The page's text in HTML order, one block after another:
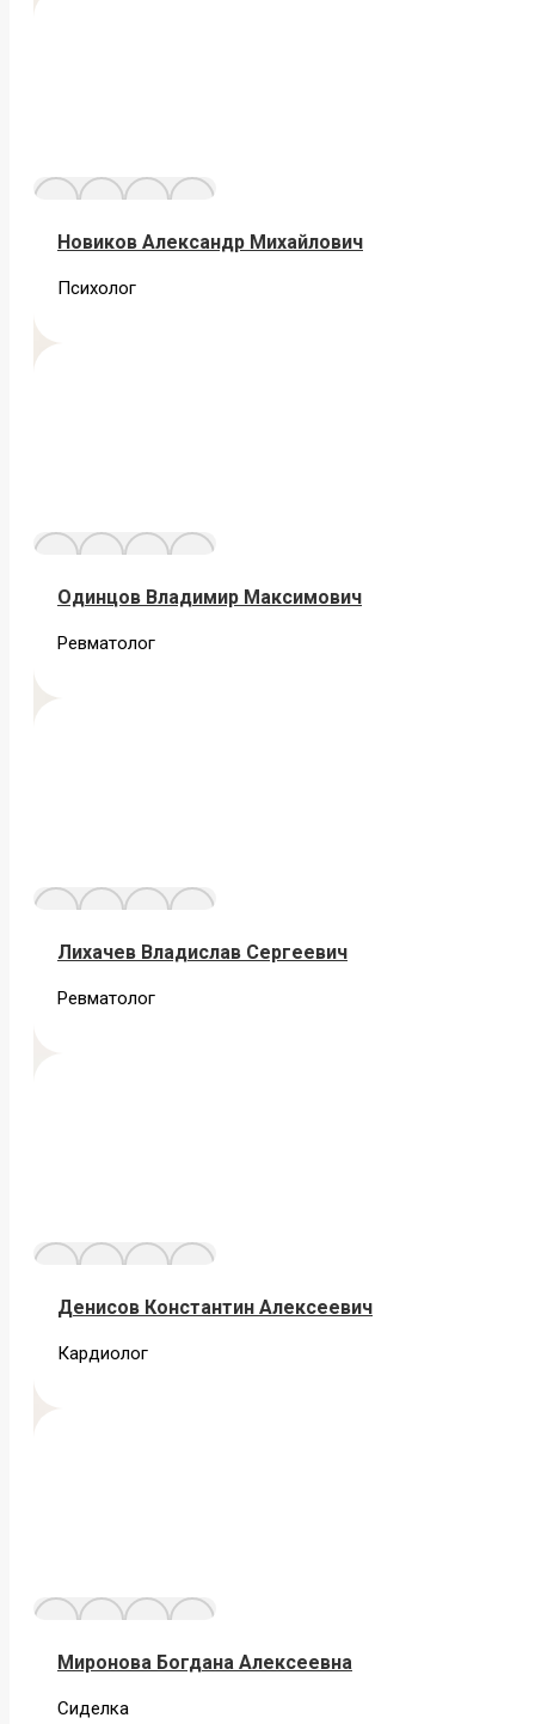
Новиков Александр Михайлович
Психолог
Одинцов Владимир Максимович
Ревматолог
Лихачев Владислав Сергеевич
Ревматолог
Денисов Константин Алексеевич
Кардиолог
Миронова Богдана Алексеевна
Сиделка